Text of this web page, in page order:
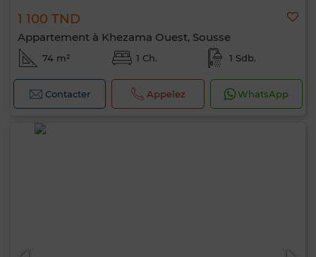
1 100 TND
Appartement à Khezama Ouest, Sousse
74 m² 1 Ch. 1 Sdb.
Contacter Appelez WhatsApp